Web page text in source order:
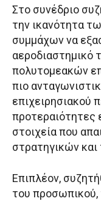
Στο συνέδριο
την ικανότητα
συμμάχων να
αεροδιαστημικό
πολυτομεακών
πιο
επιχειρησιακού
προτεραιότητες
στοιχεία που
στρατηγικών
Επιπλέον,
του προσωπικού,